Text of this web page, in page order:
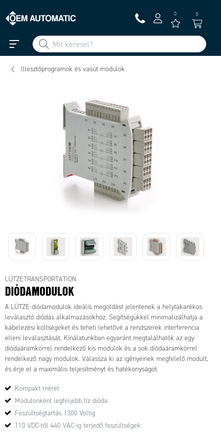
0 0
Illesztőprogramok és vasút modulok
LÜTZETRANSPORTATION
DIÓDAMODULOK
A LÜTZE diódamodulok ideális megoldást jelentenek a helytakarékos
leválasztó diódás alkalmazásokhoz. Segítségükkel minimalizálhatja a
kábelezési költségeket és teheti lehetővé a rendszerek interferencia
elleni leválasztását. Kínálatunkban egyaránt megtalálhatók az egy
diódaáramkörrel rendelkező kis modulok és a sok diódaáramkörrel
rendelkező nagy modulok. Válassza ki az igényeinek megfelelő modult,
és érje el a maximális teljesítményt és hatékonyságot.
Kompakt méret
Modulonként legfeljebb tíz dióda
Feszültségtartás 1300 Voltig
110 VDC-től 440 VAC-ig terjedő feszültségek